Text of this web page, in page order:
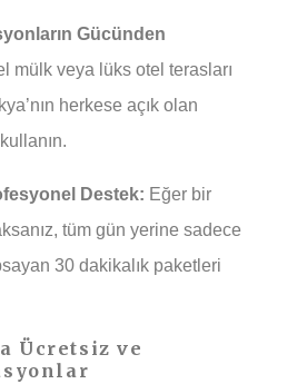
Gücünden
mülk veya lüks otel terasları
herkese açık olan
Destek: Eğer bir
tüm gün yerine sadece
30 dakikalık paketleri
Ücretsiz ve